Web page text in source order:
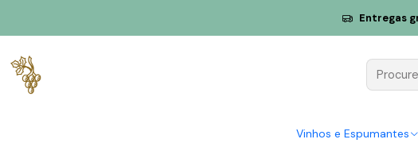
Vinhos e Espumantes
Entregas
J. Rosas Puro de Touriga Chã